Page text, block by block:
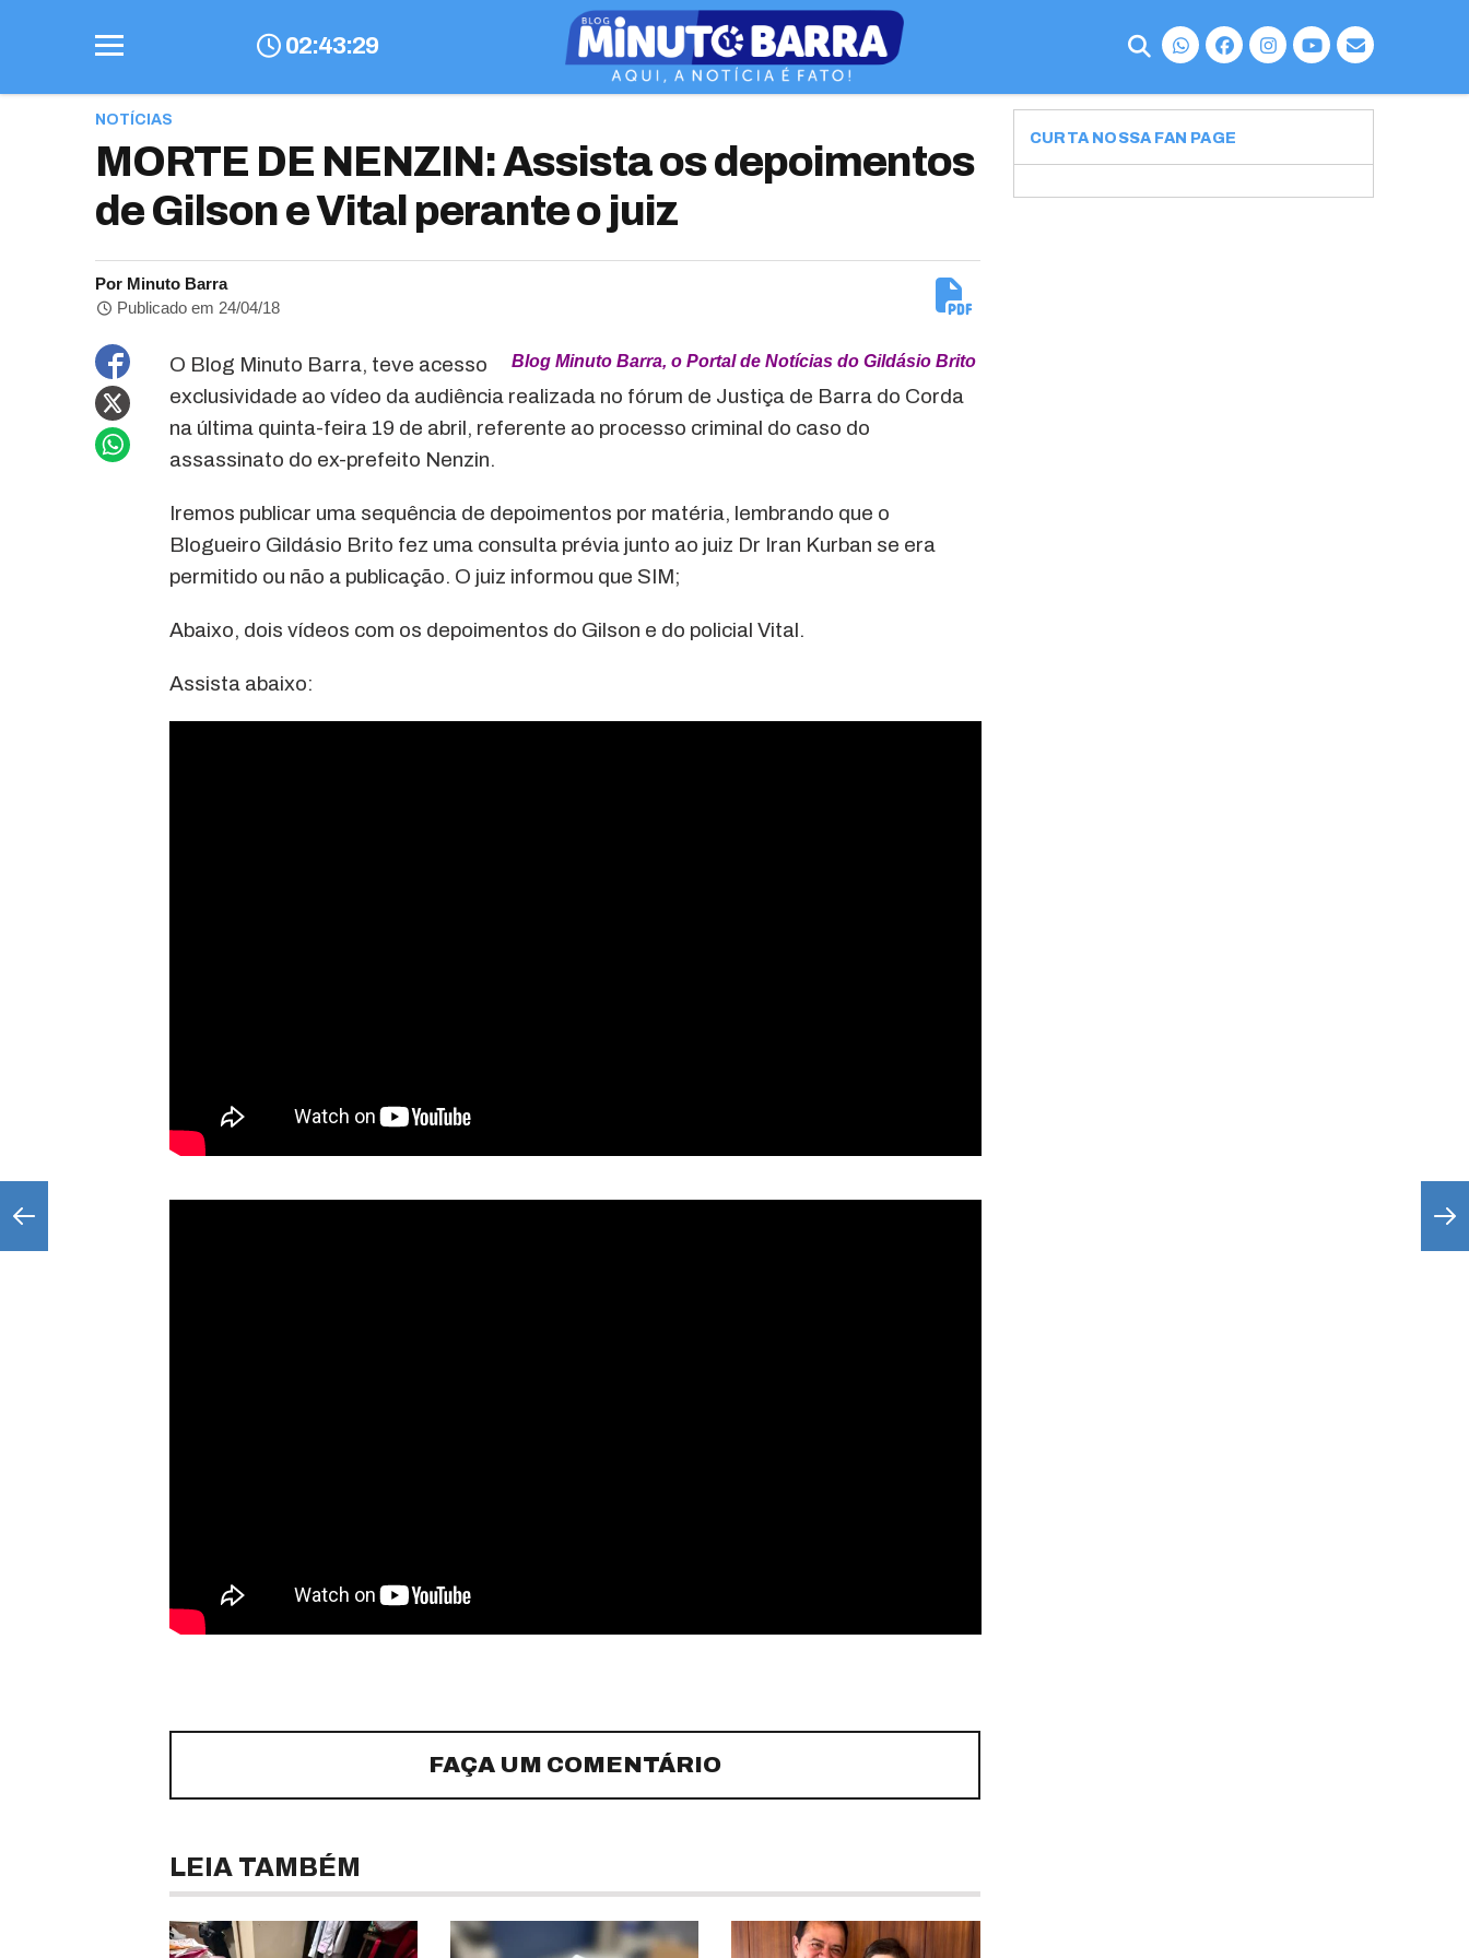
02:43:29
NOTÍCIAS
MORTE DE NENZIN: Assista os depoimentos
de Gilson e Vital perante o juiz
Por Minuto Barra
Publicado em 24/04/18
Blog Minuto Barra, o Portal de Notícias do Gildásio Brito
O Blog Minuto Barra, teve acesso
exclusividade ao vídeo da audiência realizada no fórum de Justiça de Barra do Corda
na última quinta-feira 19 de abril, referente ao processo criminal do caso do
assassinato do ex-prefeito Nenzin.
Iremos publicar uma sequência de depoimentos por matéria, lembrando que o
Blogueiro Gildásio Brito fez uma consulta prévia junto ao juiz Dr Iran Kurban se era
permitido ou não a publicação. O juiz informou que SIM;
Abaixo, dois vídeos com os depoimentos do Gilson e do policial Vital.
Assista abaixo:
FAÇA UM COMENTÁRIO
LEIA TAMBÉM
CURTA NOSSA FAN PAGE